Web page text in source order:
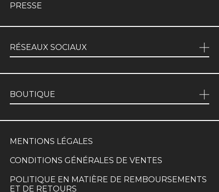
PRESSE
RÉSEAUX SOCIAUX
BOUTIQUE
MENTIONS LÉGALES
CONDITIONS GÉNÉRALES DE VENTES
POLITIQUE EN MATIÈRE DE REMBOURSEMENTS
ET DE RETOURS